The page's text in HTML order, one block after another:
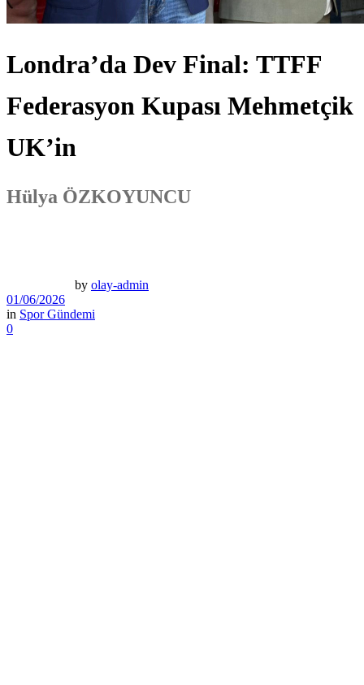
Londra’da Dev Final: TTFF
Federasyon Kupası Mehmetçik
UK’in
Hülya ÖZKOYUNCU
by olay-admin
01/06/2026
in Spor Gündemi
0